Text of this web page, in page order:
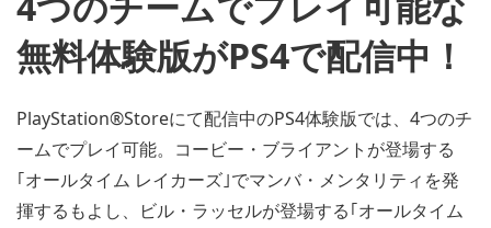
無料体験版がPS4で配信中！
PlayStation®Storeにて配信中のPS4体験版では、4つのチ
ームでプレイ可能。コービー・ブライアントが登場する
｢オールタイム レイカーズ｣でマンバ・メンタリティを発
揮するもよし、ビル・ラッセルが登場する｢オールタイム